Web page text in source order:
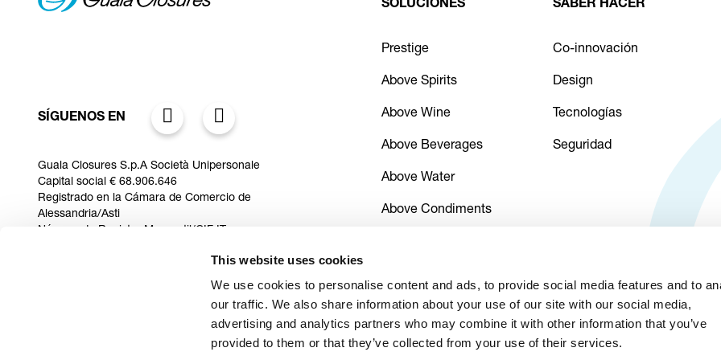
This website uses cookies
We use cookies to personalise content and ads, to provide social media features and to
our traffic. We also share information about your use of our site with our social media,
advertising and analytics partners who may combine it with other information that you’ve
provided to them or that they’ve collected from your use of their services.
SÍGUENOS EN
Guala Closures S.p.A Società Unipersonale
Capital social € 68.906.646
Registrado en la Cámara de Comercio de
Alessandria/Asti
Via Rana 10/12 Zona Industriale D6,
15122 fraz. Spinetta Marengo (AL) Italia
SOLUCIONES
Prestige
Above Spirits
Above Wine
Above Beverages
Above Water
Above Condiments
SABER HACER
Co-innovación
Design
Tecnologías
Seguridad